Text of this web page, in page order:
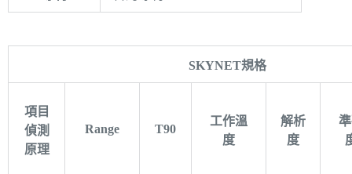
SKYNET規格
項目
偵測
原理
Range T90
工作溫
度
解析
度